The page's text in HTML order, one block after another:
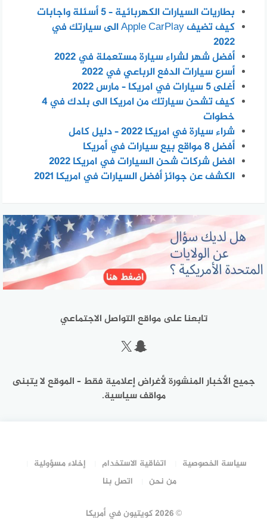
بطاريات السيارات الكهربائية – 5 أسئلة واجابات
كيف تضيف Apple CarPlay الى سيارتك في
2022
أفضل شهر لشراء سيارة مستعملة في 2022
أسرع سيارات الدفع الرباعي في 2022
أغلى 5 سيارات في امريكا – مارس 2022
كيف تشحن سيارتك من امريكا الى بلدك في 4
خطوات
شراء سيارة في امريكا 2022 – دليل كامل
أفضل 8 مواقع بيع سيارات في أمريكا
افضل شركات شحن السيارات في امريكا 2022
الكشف عن جوائز أفضل السيارات في امريكا 2021
تابعنا على مواقع التواصل الاجتماعي
سناب شات
إكس
جميع الأخبار المنشورة لأغراض إعلامية فقط – الموقع لا يتبنى
مواقف سياسية.
سياسة الخصوصية اتفاقية الاستخدام
إخلاء مسؤولية
من نحن
اتصل بنا
©2026 كويتيون في أمريكا